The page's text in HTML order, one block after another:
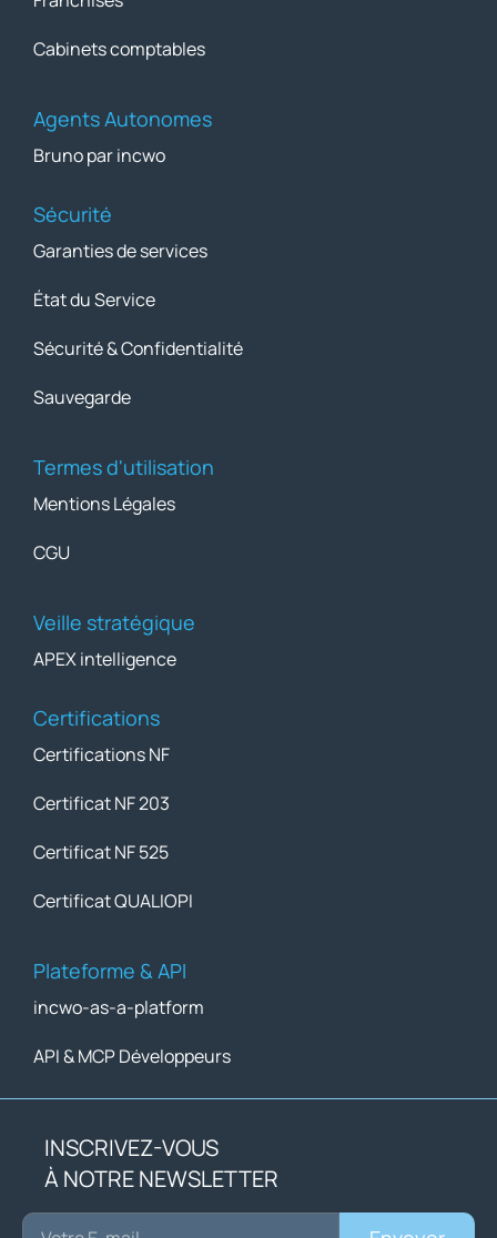
Cabinets comptables
Agents Autonomes
Bruno par incwo
Sécurité
Garanties de services
État du Service
Sécurité & Confidentialité
Sauvegarde
Termes d'utilisation
Mentions Légales
CGU
Veille stratégique
APEX intelligence
Certifications
Certifications NF
Certificat NF 203
Certificat NF 525
Certificat QUALIOPI
Plateforme & API
incwo-as-a-platform
API & MCP Développeurs
INSCRIVEZ-VOUS
À NOTRE NEWSLETTER